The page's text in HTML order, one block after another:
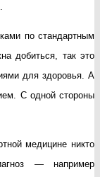
по стандартным
добиться, так это
для здоровья. А
С одной стороны
медицине никто
— например